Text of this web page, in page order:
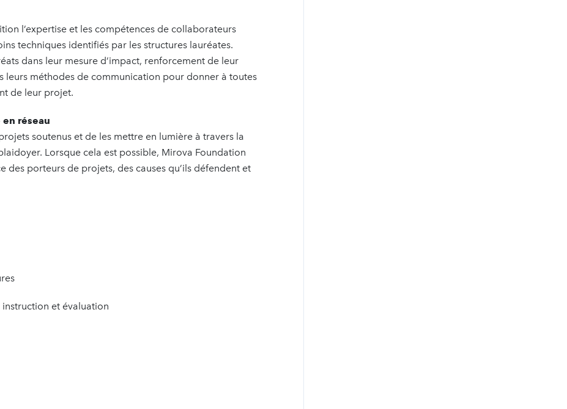
l’expertise et les compétences de collaborateurs
techniques identifiés par les structures lauréates.
dans leur mesure d’impact, renforcement de leur
leurs méthodes de communication pour donner à toutes
de leur projet.
réseau
soutenus et de les mettre en lumière à travers la
Lorsque cela est possible, Mirova Foundation
des porteurs de projets, des causes qu’ils défendent et
et évaluation